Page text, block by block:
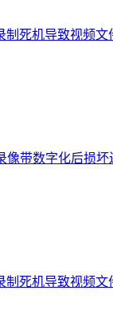
制死机导致视频
像带数字化后损坏
制死机导致视频